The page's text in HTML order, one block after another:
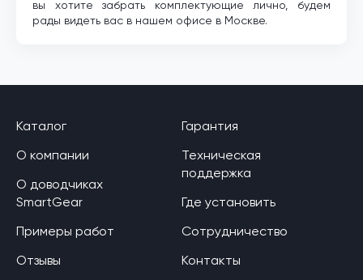
вы хотите забрать комплектующие лично, будем
рады видеть вас в нашем офисе в Москве.
Каталог
О компании
О доводчиках
SmartGear
Примеры работ
Отзывы
Гарантия
Техническая
поддержка
Где установить
Сотрудничество
Контакты